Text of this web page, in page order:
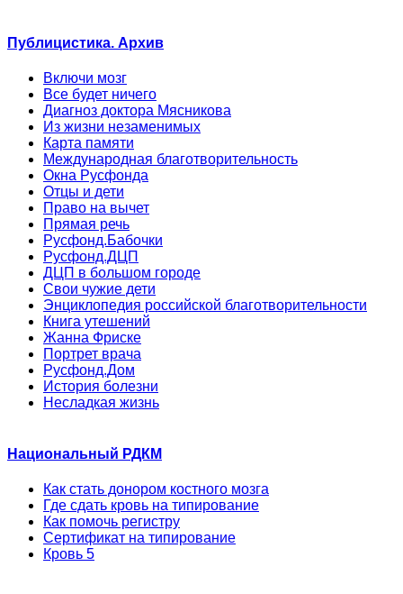
Публицистика. Архив
Включи мозг
Все будет ничего
Диагноз доктора Мясникова
Из жизни незаменимых
Карта памяти
Международная благотворительность
Окна Русфонда
Отцы и дети
Право на вычет
Прямая речь
Русфонд.Бабочки
Русфонд.ДЦП
ДЦП в большом городе
Свои чужие дети
Энциклопедия российской благотворительности
Книга утешений
Жанна Фриске
Портрет врача
Русфонд.Дом
История болезни
Несладкая жизнь
Национальный РДКМ
Как стать донором костного мозга
Где сдать кровь на типирование
Как помочь регистру
Сертификат на типирование
Кровь 5